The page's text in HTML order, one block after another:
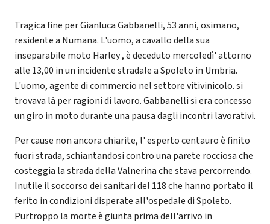
Tragica fine per Gianluca Gabbanelli, 53 anni, osimano,
residente a Numana. L'uomo, a cavallo della sua
inseparabile moto Harley , è deceduto mercoledì' attorno
alle 13,00 in un incidente stradale a Spoleto in Umbria.
L'uomo, agente di commercio nel settore vitivinicolo. si
trovava là per ragioni di lavoro. Gabbanelli si era concesso
un giro in moto durante una pausa dagli incontri lavorativi.
Per cause non ancora chiarite, l' esperto centauro è finito
fuori strada, schiantandosi contro una parete rocciosa che
costeggia la strada della Valnerina che stava percorrendo.
Inutile il soccorso dei sanitari del 118 che hanno portato il
ferito in condizioni disperate all'ospedale di Spoleto.
Purtroppo la morte è giunta prima dell'arrivo in